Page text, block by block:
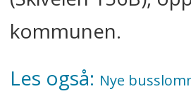
kommunen.
Les også: Nye